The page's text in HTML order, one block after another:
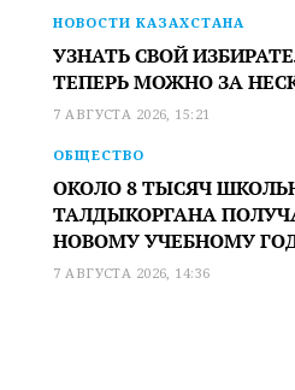
НОВОСТИ КАЗАХСТАНА
УЗНАТЬ СВОЙ
ТЕПЕРЬ МОЖНО ЗА
7 АВГУСТА 2026, 15:21
ОБЩЕСТВО
ОКОЛО 8 ТЫСЯЧ
ТАЛДЫКОРГАНА
НОВОМУ УЧЕБНОМУ
7 АВГУСТА 2026, 14:36